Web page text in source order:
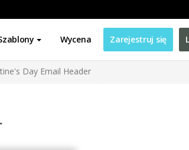
Wycena Zarejestruj się
Day Email Header